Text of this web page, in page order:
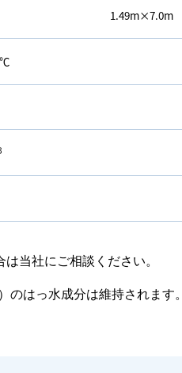
1.49m×7.0m
当社にご相談ください。
はっ水成分は維持されます。